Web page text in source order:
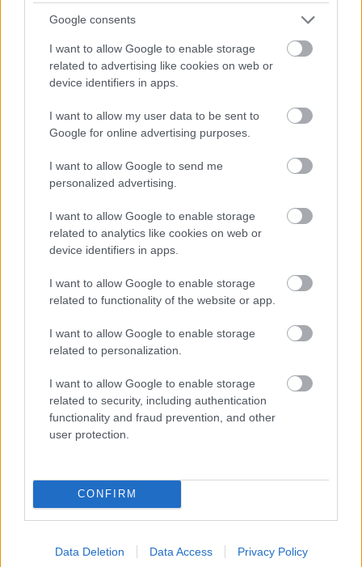
Google consents
I want to allow Google to enable storage
related to advertising like cookies on web or
device identifiers in apps.
I want to allow my user data to be sent to
Google for online advertising purposes.
I want to allow Google to send me
personalized advertising.
I want to allow Google to enable storage
related to analytics like cookies on web or
device identifiers in apps.
I want to allow Google to enable storage
related to functionality of the website or app.
I want to allow Google to enable storage
related to personalization.
I want to allow Google to enable storage
related to security, including authentication
functionality and fraud prevention, and other
user protection.
CONFIRM
Data Deletion Data Access Privacy Policy
Vagyonvisszaszerzés: amikor a pénz
ELEMZÉSEK 2026. júl. 21.
Kéthónapos a Tisza-kormány: íme a mérleg!
ELEMZÉSEK 2026. júl. 21.